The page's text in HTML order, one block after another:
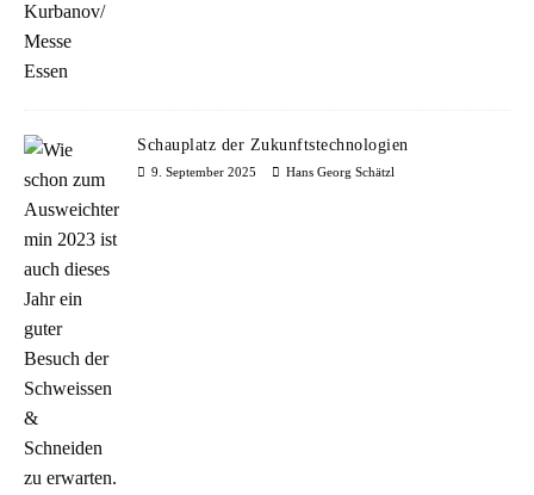
Schauplatz der Zukunftstechnologien
9. September 2025 Hans Georg Schätzl